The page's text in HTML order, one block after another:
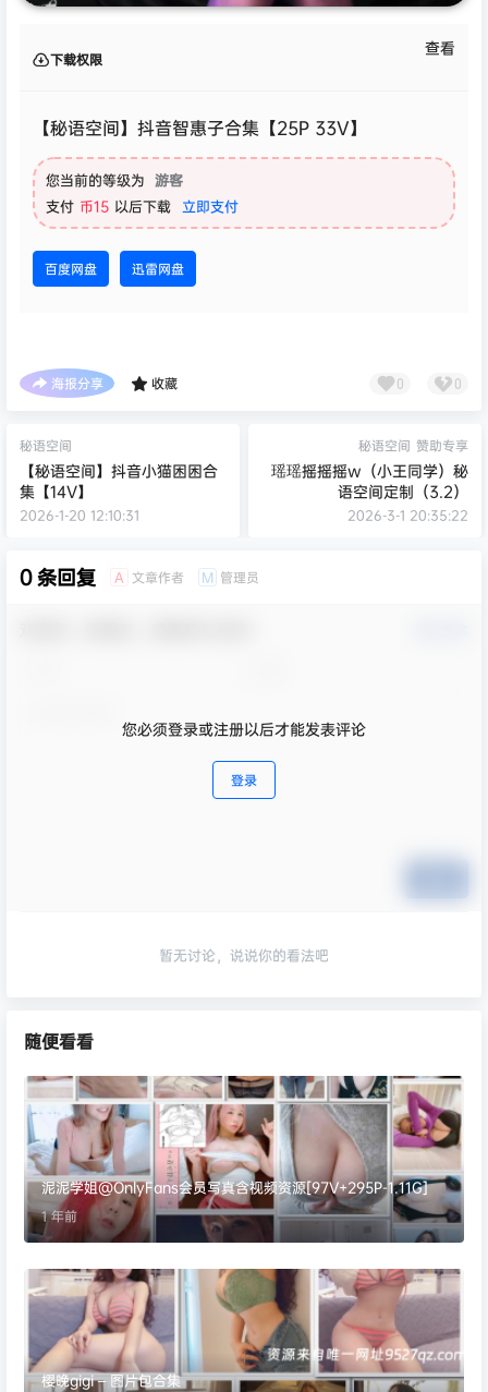
下载权限
查看
【秘语空间】抖音智惠子合集【25P 33V】
您当前的等级为 游客
支付 币15 以后下载 立即支付
百度网盘 迅雷网盘
海报分享 收藏 0 0
秘语空间
【秘语空间】抖音小猫困困合
集【14V】
2026-1-20 12:10:31
秘语空间 赞助专享
瑶瑶摇摇摇w（小王同学）秘
语空间定制（3.2）
2026-3-1 20:35:22
0 条回复 A 文章作者 M 管理员
您必须登录或注册以后才能发表评论
登录
暂无讨论，说说你的看法吧
随便看看
泥泥学姐@OnlyFans会员写真含视频资源[97V+295P-1.11G]
1 年前
樱晚gigi – 图片包合集